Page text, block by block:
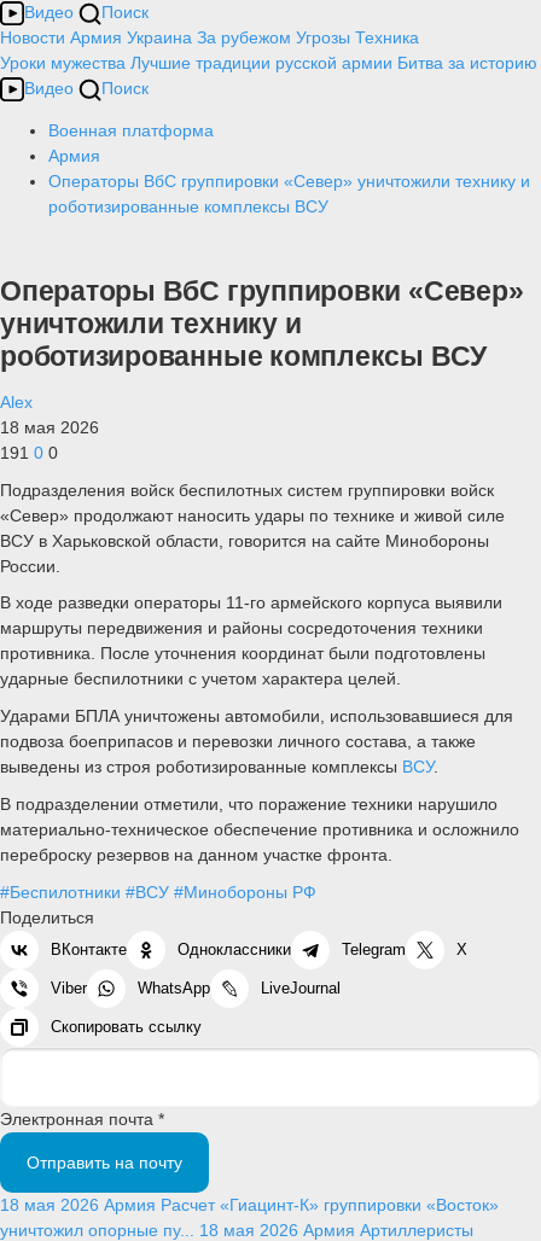
Видео
Поиск
Новости Армия Украина За рубежом Угрозы Техника
Уроки мужества Лучшие традиции русской армии Битва за историю
Видео
Поиск
Военная платформа
Армия
Операторы ВбС группировки «Север» уничтожили технику и
роботизированные комплексы ВСУ
Операторы ВбС группировки «Север»
уничтожили технику и
роботизированные комплексы ВСУ
Alex
18 мая 2026
191 0 0
Подразделения войск беспилотных систем группировки войск
«Север» продолжают наносить удары по технике и живой силе
ВСУ в Харьковской области, говорится на сайте Минобороны
России.
В ходе разведки операторы 11-го армейского корпуса выявили
маршруты передвижения и районы сосредоточения техники
противника. После уточнения координат были подготовлены
ударные беспилотники с учетом характера целей.
Ударами БПЛА уничтожены автомобили, использовавшиеся для
подвоза боеприпасов и перевозки личного состава, а также
выведены из строя роботизированные комплексы ВСУ.
В подразделении отметили, что поражение техники нарушило
материально-техническое обеспечение противника и осложнило
переброску резервов на данном участке фронта.
#Беспилотники #ВСУ #Минобороны РФ
Поделиться
ВКонтакте Одноклассники Telegram X
Viber WhatsApp LiveJournal
Скопировать ссылку
Электронная почта *
Отправить на почту
18 мая 2026 Армия Расчет «Гиацинт-К» группировки «Восток»
уничтожил опорные пу... 18 мая 2026 Армия Артиллеристы